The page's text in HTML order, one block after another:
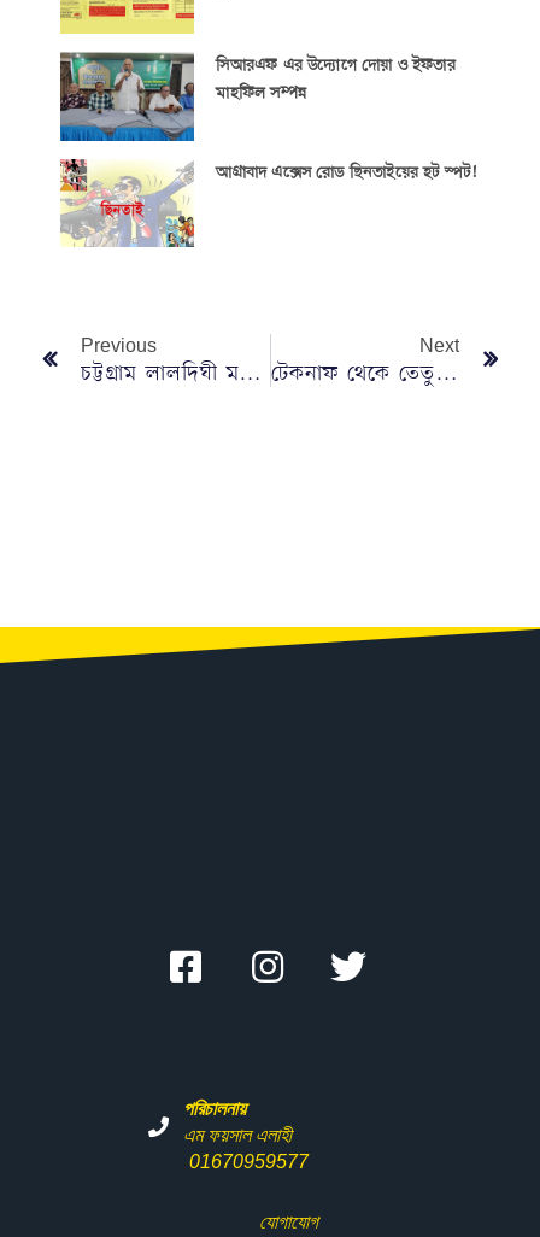
সিআরএফ এর উদ্যোগে দোয়া ও ইফতার
মাহফিল সম্পন্ন
আগ্রাবাদ এক্সেস রোড ছিনতাইয়ের হট স্পট!
Previous
চট্টগ্রাম লালদিঘী ময়দানে ইনসানিয়াত বিপ্লবের মহাসমাবেশের প্রস্তুতি নিয়ে সংবাদ সম্মেলন
Next
টেকনাফ থেকে তেতুলিয়া পর্যন্ত বিএনপির নৈরাজ্য ঠেকাতে আমার প্রস্তুত; হেলাল আকবর বাবর
পরিচালনায়
এম ফয়সাল এলাহী
01670959577
যোগাযোগ